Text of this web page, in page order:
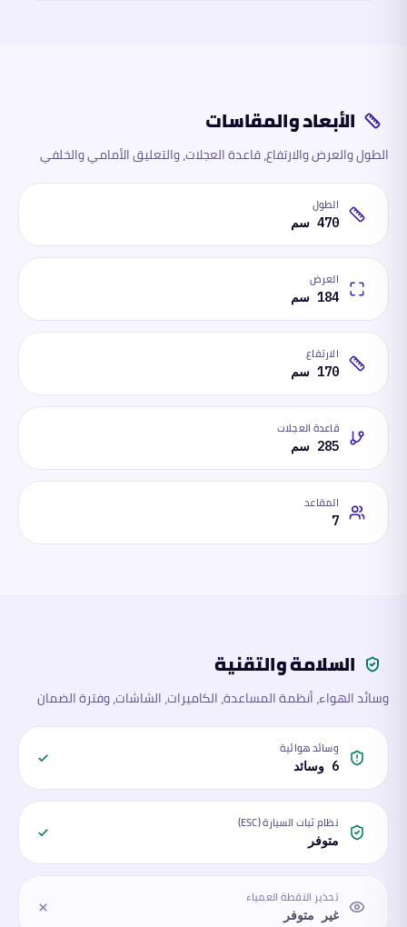
الأبعاد والمقاسات
الطول والعرض والارتفاع، قاعدة العجلات، والتعليق الأمامي والخلفي
الطول
470 سم
العرض
184 سم
الارتفاع
170 سم
قاعدة العجلات
285 سم
المقاعد
7
السلامة والتقنية
وسائد الهواء، أنظمة المساعدة، الكاميرات، الشاشات، وفترة الضمان
وسائد هوائية
6 وسائد
نظام ثبات السيارة (ESC)
متوفر
تحذير النقطة العمياء
غير متوفر